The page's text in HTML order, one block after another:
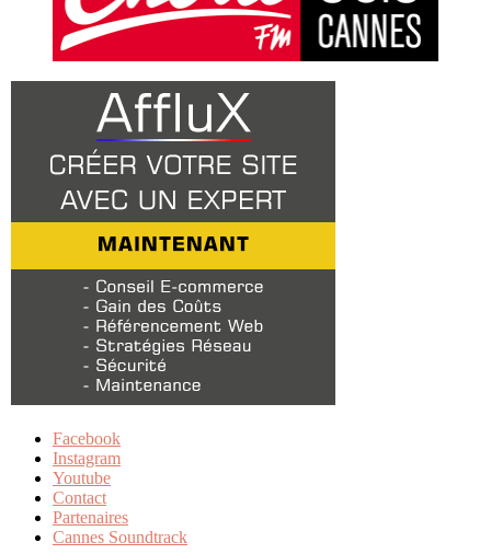
Facebook
Instagram
Youtube
Contact
Partenaires
Cannes Soundtrack